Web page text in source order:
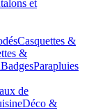
et
Casquettes &
&
BadgesParapluies
de
Déco &